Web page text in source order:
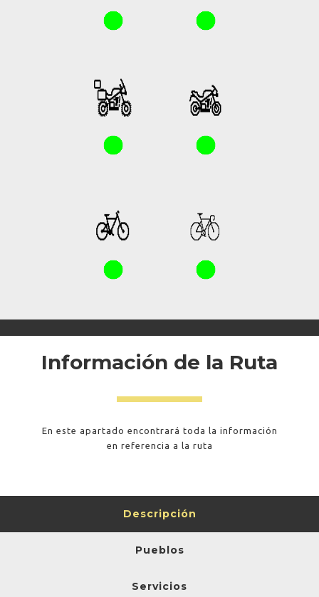
Información de la Ruta
En este apartado encontrará toda la información
en referencia a la ruta
Descripción
Pueblos
Servicios